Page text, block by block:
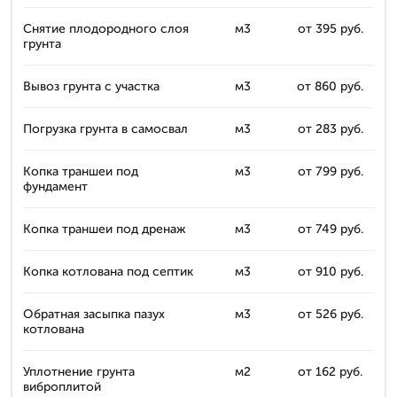
Снятие плодородного слоя
грунта
м3 от 395 руб.
Вывоз грунта с участка м3 от 860 руб.
Погрузка грунта в самосвал м3 от 283 руб.
Копка траншеи под
фундамент
м3 от 799 руб.
Копка траншеи под дренаж м3 от 749 руб.
Копка котлована под септик м3 от 910 руб.
Обратная засыпка пазух
котлована
м3 от 526 руб.
Уплотнение грунта
виброплитой
м2 от 162 руб.